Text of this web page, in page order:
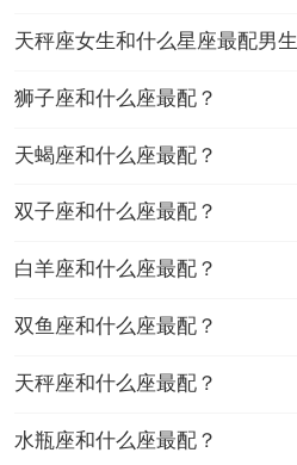
天秤座女生和什么星座最配男生
狮子座和什么座最配？
天蝎座和什么座最配？
双子座和什么座最配？
白羊座和什么座最配？
双鱼座和什么座最配？
天秤座和什么座最配？
水瓶座和什么座最配？